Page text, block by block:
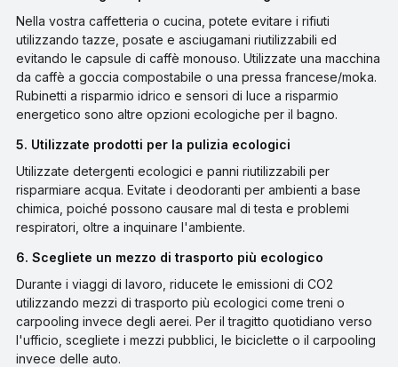
Nella vostra caffetteria o cucina, potete evitare i rifiuti
utilizzando tazze, posate e asciugamani riutilizzabili ed
evitando le capsule di caffè monouso. Utilizzate una macchina
da caffè a goccia compostabile o una pressa francese/moka.
Rubinetti a risparmio idrico e sensori di luce a risparmio
energetico sono altre opzioni ecologiche per il bagno.
5. Utilizzate prodotti per la pulizia ecologici
Utilizzate detergenti ecologici e panni riutilizzabili per
risparmiare acqua. Evitate i deodoranti per ambienti a base
chimica, poiché possono causare mal di testa e problemi
respiratori, oltre a inquinare l'ambiente.
6. Scegliete un mezzo di trasporto più ecologico
Durante i viaggi di lavoro, riducete le emissioni di CO2
utilizzando mezzi di trasporto più ecologici come treni o
carpooling invece degli aerei. Per il tragitto quotidiano verso
l'ufficio, scegliete i mezzi pubblici, le biciclette o il carpooling
invece delle auto.